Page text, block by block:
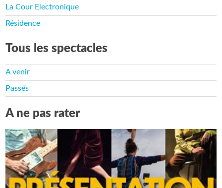
La Cour Electronique
Résidence
Tous les spectacles
A venir
Passés
A ne pas rater